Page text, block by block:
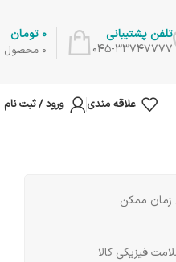
تلفن پشتیبانی
045-33747777
0 محصول
0 تومان
علاقه مندی ورود / ثبت نام
زمان ممکن
فیزیکی کالا